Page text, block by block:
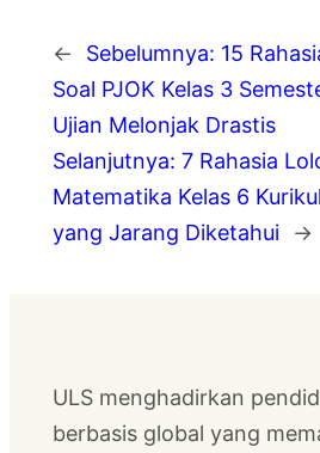
← Sebelumnya: 15
Soal PJOK Kelas 3
Ujian Melonjak Drastis
Selanjutnya: 7 Rahasia
Matematika Kelas 6
yang Jarang Diketahui
→
ULS menghadirkan
berbasis global yang